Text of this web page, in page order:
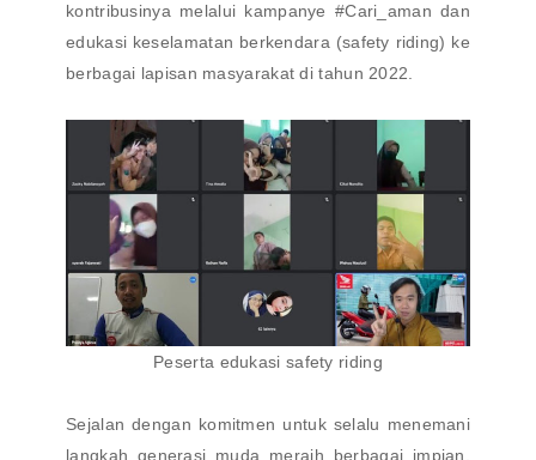
kontribusinya melalui kampanye #Cari_aman dan
edukasi keselamatan berkendara (safety riding) ke
berbagai lapisan masyarakat di tahun 2022.
Peserta edukasi safety riding
Sejalan dengan komitmen untuk selalu menemani
langkah generasi muda meraih berbagai impian,